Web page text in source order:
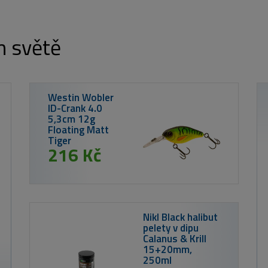
světě
Nikl Liquid Calanus 250ml
od 249 Kč
od 233 Kč
MIKADO Rybářská brašna
ENCLAVE